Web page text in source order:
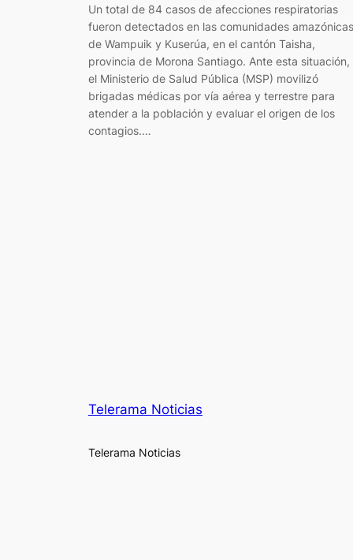
Un total de 84 casos de afecciones respiratorias
fueron detectados en las comunidades amazónicas
de Wampuik y Kuserúa, en el cantón Taisha,
provincia de Morona Santiago. Ante esta situación,
el Ministerio de Salud Pública (MSP) movilizó
brigadas médicas por vía aérea y terrestre para
atender a la población y evaluar el origen de los
contagios.…
Telerama Noticias
Telerama Noticias